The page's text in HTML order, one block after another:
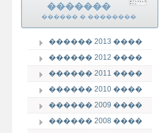
�������
������ � ��������
������ 2013 ����
������ 2012 ����
������ 2011 ����
������ 2010 ����
������ 2009 ����
������ 2008 ����